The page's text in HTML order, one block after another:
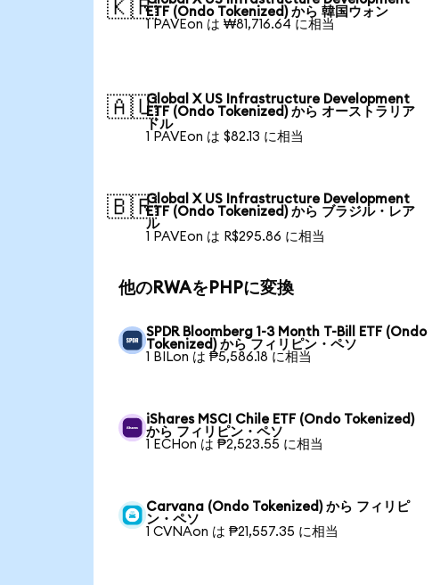
🇰🇷ETF (Ondo Tokenized) から 韓国ウォン
1 PAVEon は ₩81,716.64 に相当
🇦🇺Global X US Infrastructure Development
ETF (Ondo Tokenized) から オーストラリア
ドル
1 PAVEon は $82.13 に相当
🇧🇷Global X US Infrastructure Development
ETF (Ondo Tokenized) から ブラジル・レア
ル
1 PAVEon は R$295.86 に相当
他のRWAをPHPに変換
SPDR Bloomberg 1-3 Month T-Bill ETF (Ondo
Tokenized) から フィリピン・ペソ
1 BILon は ₱5,586.18 に相当
iShares MSCI Chile ETF (Ondo Tokenized)
から フィリピン・ペソ
1 ECHon は ₱2,523.55 に相当
Carvana (Ondo Tokenized) から フィリピ
ン・ペソ
1 CVNAon は ₱21,557.35 に相当